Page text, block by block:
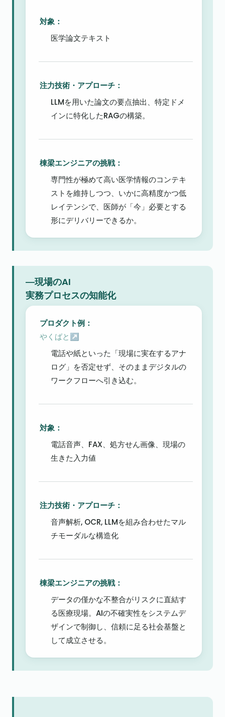
対象：
医学論文テキスト
注力技術・アプローチ：
LLMを用いた論文の要点抽出、特定ドメ
インに特化したRAGの構築。
棟梁エンジニアの挑戦：
専門性が極めて高い医学情報のコンテキ
ストを維持しつつ、いかに高精度かつ低
レイテンシで、医師が「今」必要とする
形にデリバリーできるか。
―現場のAI
実務プロセスの知能化
やくばと↗
電話や紙といった「現場に実在するアナ
ログ」を否定せず、そのままデジタルの
ワークフローへ引き込む。
対象：
電話音声、FAX、処方せん画像、現場の
生きた入力値
注力技術・アプローチ：
音声解析, OCR, LLMを組み合わせたマル
チモーダルな構造化
棟梁エンジニアの挑戦：
データの僅かな不整合がリスクに直結す
る医療現場。AIの不確実性をシステムデ
ザインで制御し、信頼に足る社会基盤と
して成立させる。